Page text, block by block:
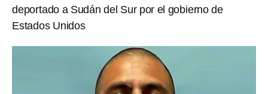
deportado a Sudán del Sur por el gobierno de
Estados Unidos